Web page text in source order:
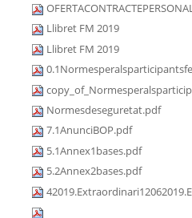
Llibret FM 2019
Llibret FM 2019
Normesdeseguretat.pdf
7.1AnunciBOP.pdf
5.1Annex1bases.pdf
5.2Annex2bases.pdf